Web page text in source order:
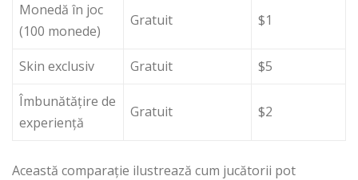
Monedă în joc
(100 monede)
Gratuit $1
Skin exclusiv Gratuit
$5
Îmbunătățire de
experiență
Gratuit $2
Această comparație ilustrează cum jucătorii pot